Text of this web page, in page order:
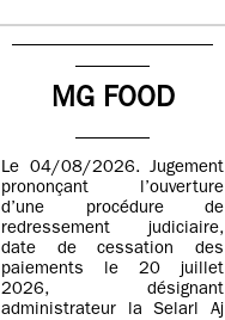
MG FOOD
Le 04/08/2026. Jugement
prononçant l’ouverture
d’une procédure de
redressement judiciaire,
date de cessation des
paiements le 20 juillet
2026, désignant
administrateur la Selarl Aj